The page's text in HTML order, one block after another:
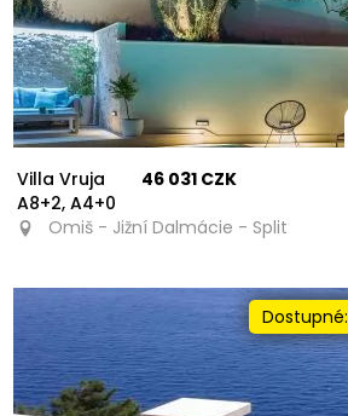
Villa Vruja
A8+2, A4+0
46 031 CZK
Omiš - Jižní Dalmácie - Split
Dostupné: